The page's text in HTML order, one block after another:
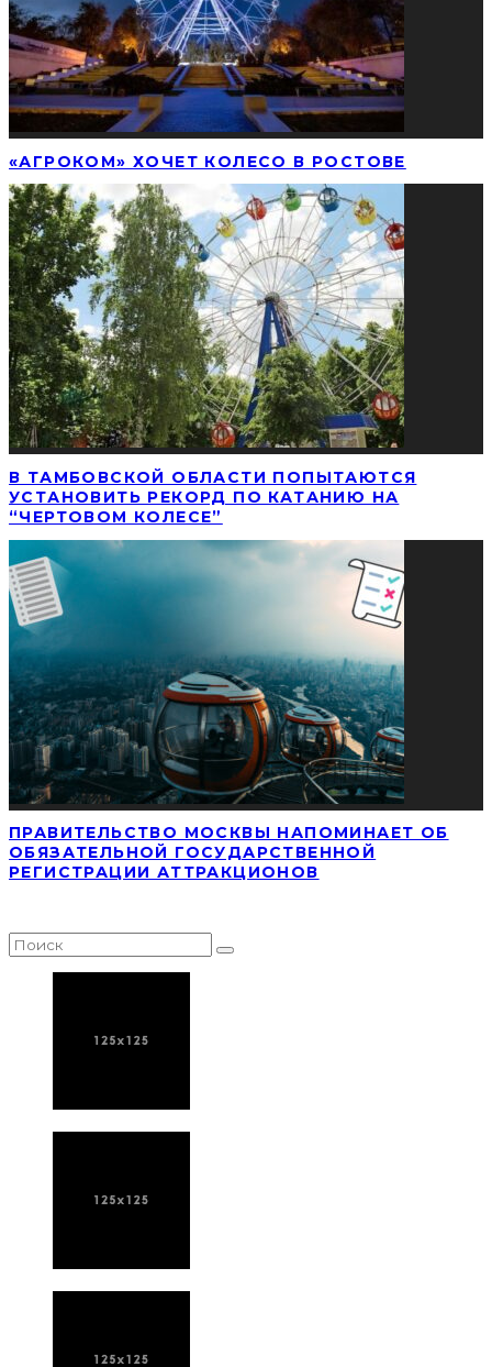
«АГРОКОМ» ХОЧЕТ КОЛЕСО В РОСТОВЕ
В ТАМБОВСКОЙ ОБЛАСТИ ПОПЫТАЮТСЯ
УСТАНОВИТЬ РЕКОРД ПО КАТАНИЮ НА
“ЧЕРТОВОМ КОЛЕСЕ”
ПРАВИТЕЛЬСТВО МОСКВЫ НАПОМИНАЕТ ОБ
ОБЯЗАТЕЛЬНОЙ ГОСУДАРСТВЕННОЙ
РЕГИСТРАЦИИ АТТРАКЦИОНОВ